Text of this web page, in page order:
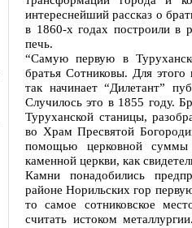
интереснейший рассказ о
в 1860-х годах построили в
печь.
“Самую первую в
братья Сотниковы. Для
так начинает “Дилетант”
Cлучилось это в 1855 году.
Туруханской станицы,
во Храм Пресвятой
помощью церковной
каменной церкви, как
Камни понадобились
районе Норильских гор
то самое сотниковское
считать истоком